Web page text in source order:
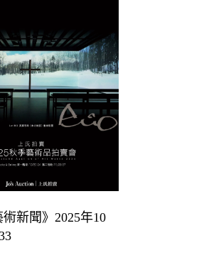
術新聞》2025年10